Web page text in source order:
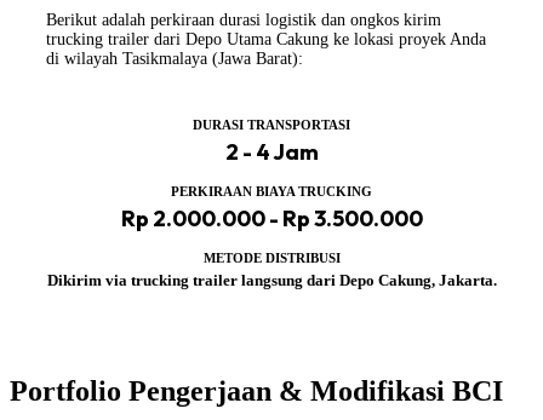
Berikut adalah perkiraan durasi logistik dan ongkos kirim
trucking trailer dari Depo Utama Cakung ke lokasi proyek Anda
di wilayah Tasikmalaya (Jawa Barat):
DURASI TRANSPORTASI
2 - 4 Jam
PERKIRAAN BIAYA TRUCKING
Rp 2.000.000 - Rp 3.500.000
METODE DISTRIBUSI
Dikirim via trucking trailer langsung dari Depo Cakung, Jakarta.
Portfolio Pengerjaan & Modifikasi BCI